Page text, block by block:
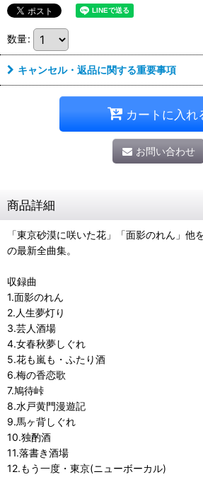
数量:
キャンセル・返品に関する重要事項
カートに入れ
お問い合わせ
商品詳細
「東京砂漠に咲いた花」「面影のれん」他
の最新全曲集。
収録曲
1.面影のれん
2.人生夢灯り
3.芸人酒場
4.女春秋夢しぐれ
5.花も嵐も・ふたり酒
6.梅の香恋歌
7.鳩待峠
8.水戸黄門漫遊記
9.馬ヶ背しぐれ
10.独酌酒
11.落書き酒場
12.もう一度・東京(ニューボーカル)